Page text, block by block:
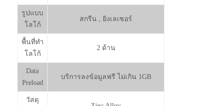
รูปแบบ
โลโก้
สกรีน , ยิงเลเซอร์
พื้นที่ทำ
โลโก้
2 ด้าน
Data
Preload
บริการลงข้อมูลฟรี ไม่เกิน 1GB
วัสดุ